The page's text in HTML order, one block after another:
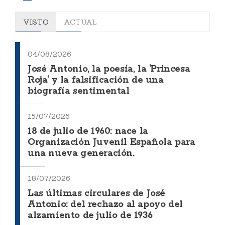
VISTO ACTUAL
04/08/2026
José Antonio, la poesía, la 'Princesa
Roja' y la falsificación de una
biografía sentimental
15/07/2026
18 de julio de 1960: nace la
Organización Juvenil Española para
una nueva generación.
18/07/2026
Las últimas circulares de José
Antonio: del rechazo al apoyo del
alzamiento de julio de 1936